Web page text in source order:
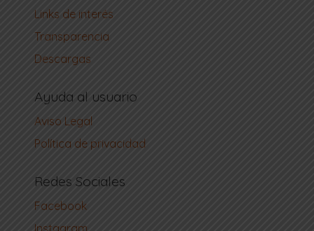
Links de interés
Transparencia
Descargas
Ayuda al usuario
Aviso Legal
Política de privacidad
Redes Sociales
Facebook